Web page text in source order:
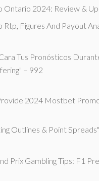
Ontario 2024: Review &
Rtp, Figures And Payout
Tus Pronósticos
– 992
2024 Mostbet
Outlines & Point
Prix Gambling Tips: F1